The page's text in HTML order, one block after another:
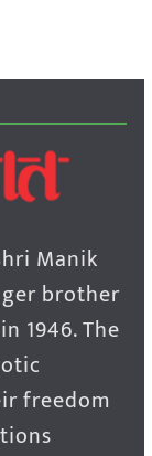
Manik
brother
1946. The
freedom